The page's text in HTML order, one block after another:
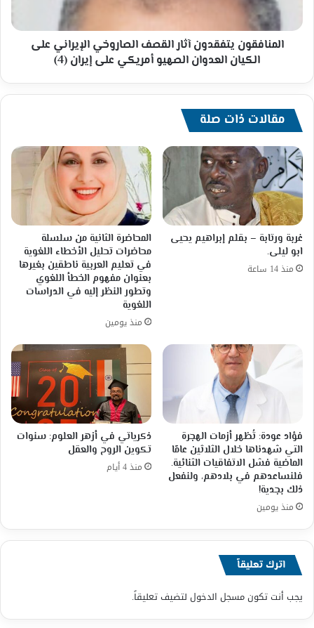
الكيان
العدوان
الصهيو
إيران
المنافقون يتفقدون آثار القصف الصاروخي الإيراني على
الكيان العدوان الصهيو أمريكي على إيران (4)
مقالات ذات صلة
غربة ورتابة – بقلم إبراهيم يحيى
ابو ليلى.
منذ 14 ساعة
المحاضرة الثانية من سلسلة
محاضرات تحليل الأخطاء اللغوية
في تعليم العربية ناطقين بغيرها
بعنوان مفهوم الخطأ اللغوي
وتطور النظر إليه في الدراسات
اللغوية
منذ يومين
فؤاد عودة: تُظهر أزمات الهجرة
التي شهدناها خلال الثلاثين عامًا
الماضية فشل الاتفاقيات الثنائية.
فلنساعدهم في بلادهم، ولنفعل
ذلك بجدية!
منذ يومين
ذكرياتي في أزهر العلوم: سنوات
تكوين الروح والعقل
منذ 4 أيام
اترك تعليقاً
يجب أنت تكونمسجل الدخول لتضيف تعليقاً.